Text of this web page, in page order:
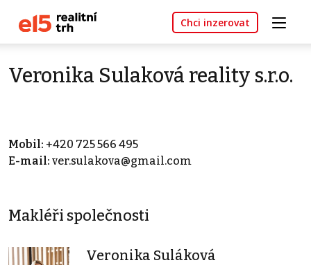
Chci inzerovat
Veronika Sulaková reality s.r.o.
Mobil: +420 725 566 495
E-mail: ver.sulakova@gmail.com
Makléři společnosti
Veronika Suláková